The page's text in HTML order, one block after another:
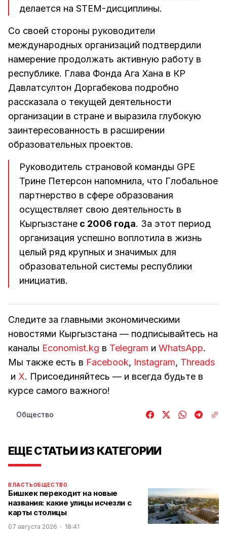
делается на STEM-дисциплины.
Со своей стороны руководители
международных организаций подтвердили
намерение продолжать активную работу в
республике. Глава Фонда Ага Хана в КР
Давлатсултон Доргабекова подробно
рассказала о текущей деятельности
организации в стране и выразила глубокую
заинтересованность в расширении
образовательных проектов.
Руководитель страновой команды GPE
Трине Петерсон напомнила, что Глобальное
партнерство в сфере образования
осуществляет свою деятельность в
Кыргызстане с 2006 года. За этот период
организация успешно воплотила в жизнь
целый ряд крупных и значимых для
образовательной системы республики
инициатив.
Следите за главными экономическими
новостями Кыргызстана — подписывайтесь на
каналы Economist.kg в Telegram и WhatsApp.
Мы также есть в Facebook, Instagram, Threads
и Х. Присоединяйтесь — и всегда будьте в
курсе самого важного!
Общество
ЕЩЕ СТАТЬИ ИЗ КАТЕГОРИИ
ВЛАСТЬОБЩЕСТВО
Бишкек переходит на новые
названия: какие улицы исчезли с
карты столицы
07 августа 2026 18:41